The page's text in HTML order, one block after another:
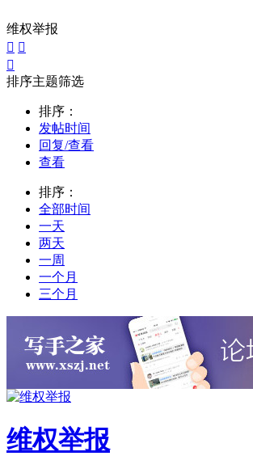
维权举报
 

排序主题筛选
排序：
发帖时间
回复/查看
查看
排序：
全部时间
一天
两天
一周
一个月
三个月
维权举报